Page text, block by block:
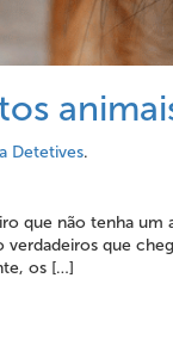
Detetives.
que não tenha um
que
os […]